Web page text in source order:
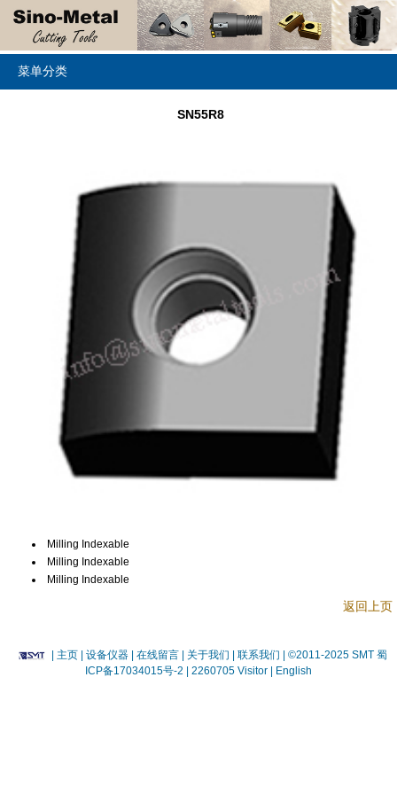
菜单分类
SN55R8
Milling Indexable
Milling Indexable
Milling Indexable
返回上页
主页 | 设备仪器 | 在线留言 | 关于我们 | 联系我们 | ©2011-2025 SMT 蜀
ICP备17034015号-2
| 2260705 Visitor | English